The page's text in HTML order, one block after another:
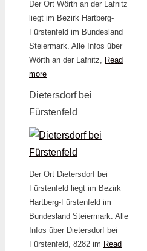
Der Ort Wörth an der Lafnitz
liegt im Bezirk Hartberg-
Fürstenfeld im Bundesland
Steiermark. Alle Infos über
Wörth an der Lafnitz, Read
more
Dietersdorf bei
Fürstenfeld
Der Ort Dietersdorf bei
Fürstenfeld liegt im Bezirk
Hartberg-Fürstenfeld im
Bundesland Steiermark. Alle
Infos über Dietersdorf bei
Fürstenfeld, 8282 im Read